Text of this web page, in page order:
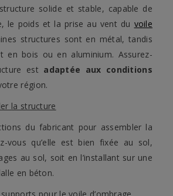
solide et stable, capable de
le poids et la prise au vent du voile
structures sont en métal, tandis
en bois ou en aluminium. Assurez-
est adaptée aux conditions
région.
la structure
du fabricant pour assembler la
vous qu’elle est bien fixée au sol,
au sol, soit en l’installant sur une
en béton.